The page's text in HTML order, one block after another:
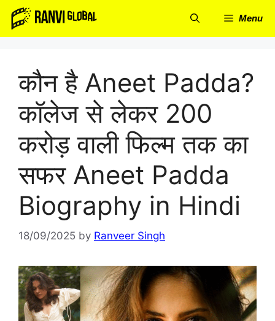
Skip
content
Menu
कौन है Aneet Padda?
कॉलेज से लेकर 200
करोड़ वाली फिल्म तक का
सफर Aneet Padda
Biography in Hindi
18/09/2025 by Ranveer Singh